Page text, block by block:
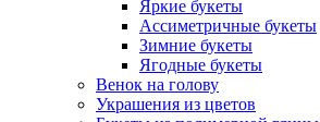
Яркие букеты
Ассиметричные букеты
Зимние букеты
Ягодные букеты
Венок на голову
Украшения из цветов